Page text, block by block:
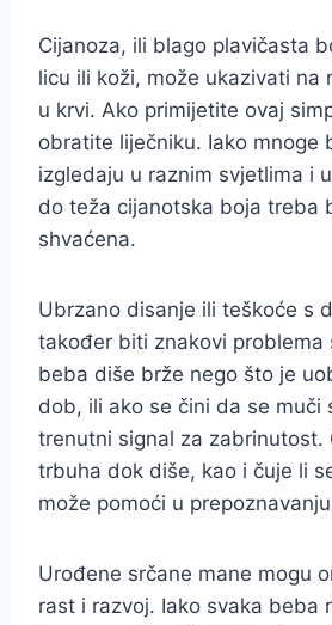
Cijanoza, ili blago plavičasta
licu ili koži, može ukazivati na
u krvi. Ako primijetite ovaj
obratite liječniku. Iako mnoge
izgledaju u raznim svjetlima i
do teža cijanotska boja treba
shvaćena.
Ubrzano disanje ili teškoće s
također biti znakovi problema
beba diše brže nego što je
dob, ili ako se čini da se muči
trenutni signal za zabrinutost.
trbuha dok diše, kao i čuje li
može pomoći u
Urođene srčane mane mogu
rast i razvoj. Iako svaka beba